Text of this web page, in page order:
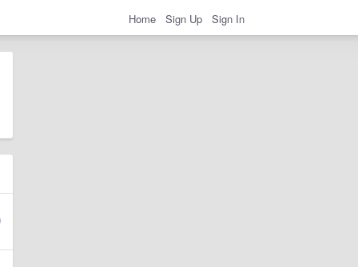
Home Sign Up Sign In